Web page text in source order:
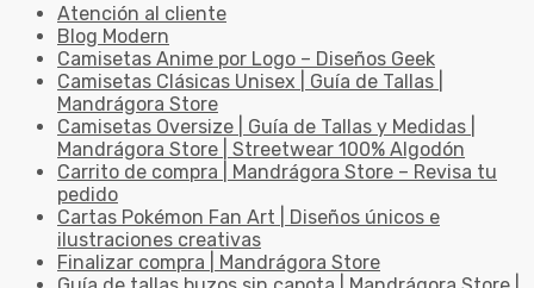
Atención al cliente
Blog Modern
Camisetas Anime por Logo – Diseños Geek
Camisetas Clásicas Unisex | Guía de Tallas |
Mandrágora Store
Camisetas Oversize | Guía de Tallas y Medidas |
Mandrágora Store | Streetwear 100% Algodón
Carrito de compra | Mandrágora Store – Revisa tu
pedido
Cartas Pokémon Fan Art | Diseños únicos e
ilustraciones creativas
Finalizar compra | Mandrágora Store